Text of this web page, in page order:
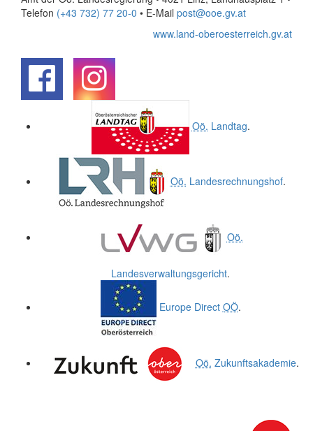
Telefon (+43 732) 77 20-0 • E-Mail post@ooe.gv.at
www.land-oberoesterreich.gv.at
Oö. Landtag.
Oö. Landesrechnungshof.
Oö.
Landesverwaltungsgericht.
Europe Direct OÖ.
Oö. Zukunftsakademie.